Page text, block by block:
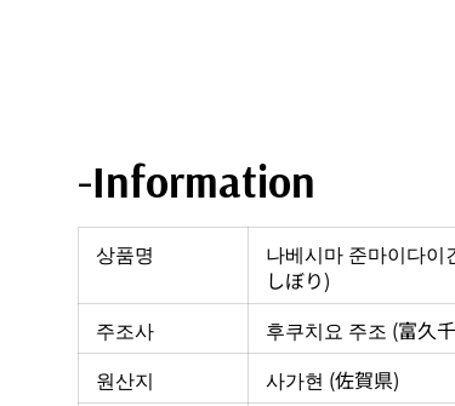
-Information
상품명
나베시마 준마이다이
しぼり)
주조사
후쿠치요 주조 (富久
원산지
사가현 (佐賀県)